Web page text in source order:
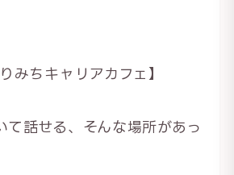
みちキャリアカフェ】
て話せる、そんな場所があっ